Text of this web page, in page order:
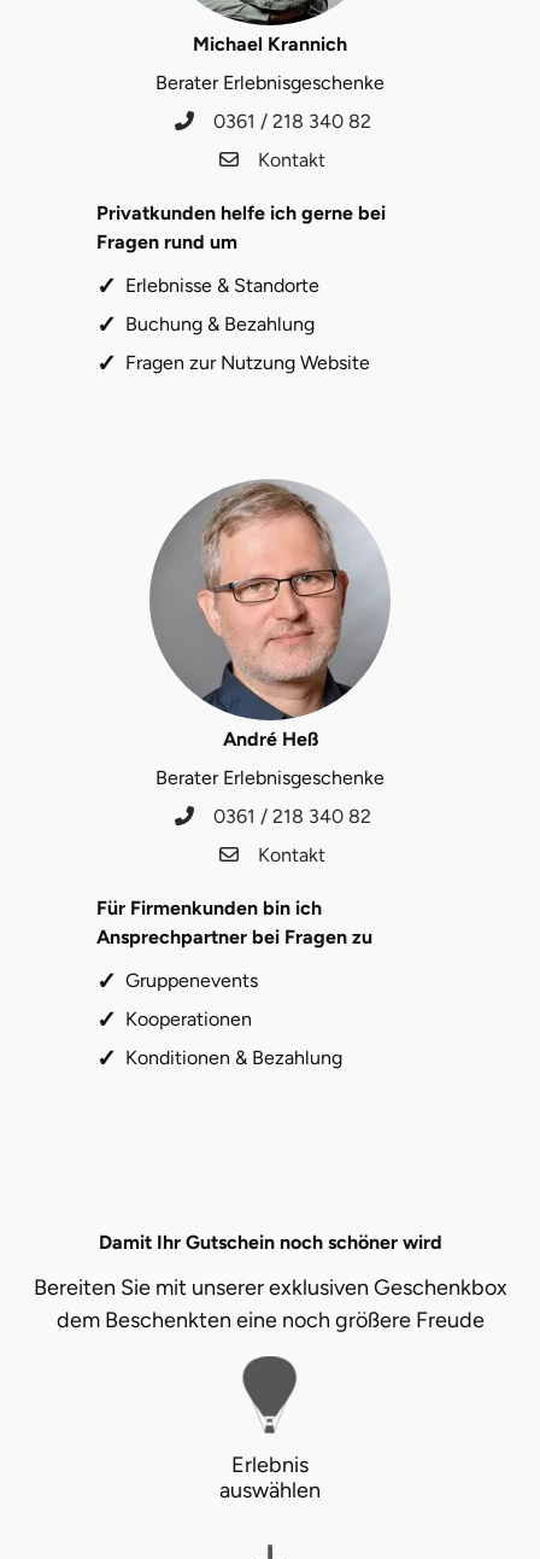
Michael Krannich
Berater Erlebnisgeschenke
0361 / 218 340 82
Kontakt
Privatkunden helfe ich gerne bei
Fragen rund um
Erlebnisse & Standorte
Buchung & Bezahlung
Fragen zur Nutzung Website
André Heß
Berater Erlebnisgeschenke
0361 / 218 340 82
Kontakt
Für Firmenkunden bin ich
Ansprechpartner bei Fragen zu
Gruppenevents
Kooperationen
Konditionen & Bezahlung
Damit Ihr Gutschein noch schöner wird
Bereiten Sie mit unserer exklusiven Geschenkbox
dem Beschenkten eine noch größere Freude
Erlebnis
auswählen